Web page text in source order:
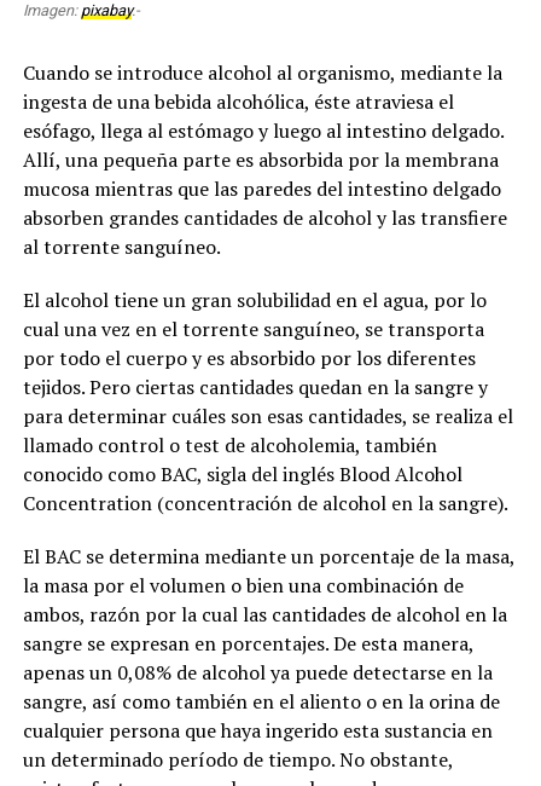
Imagen:pixabay.-
Cuando se introduce alcohol al organismo, mediante la
ingesta de una bebida alcohólica, éste atraviesa el
esófago, llega al estómago y luego al intestino delgado.
Allí, una pequeña parte es absorbida por la membrana
mucosa mientras que las paredes del intestino delgado
absorben grandes cantidades de alcohol y las transfiere
al torrente sanguíneo.
El alcohol tiene un gran solubilidad en el agua, por lo
cual una vez en el torrente sanguíneo, se transporta
por todo el cuerpo y es absorbido por los diferentes
tejidos. Pero ciertas cantidades quedan en la sangre y
para determinar cuáles son esas cantidades, se realiza el
llamado control o test de alcoholemia, también
conocido como BAC, sigla del inglés Blood Alcohol
Concentration (concentración de alcohol en la sangre).
El BAC se determina mediante un porcentaje de la masa,
la masa por el volumen o bien una combinación de
ambos, razón por la cual las cantidades de alcohol en la
sangre se expresan en porcentajes. De esta manera,
apenas un 0,08% de alcohol ya puede detectarse en la
sangre, así como también en el aliento o en la orina de
cualquier persona que haya ingerido esta sustancia en
un determinado período de tiempo. No obstante,